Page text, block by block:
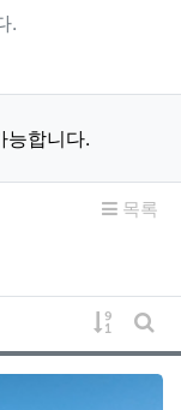
.
능합니다.
목록
게시물
게